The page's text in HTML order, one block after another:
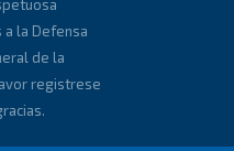
la Defensa
de la
registrese